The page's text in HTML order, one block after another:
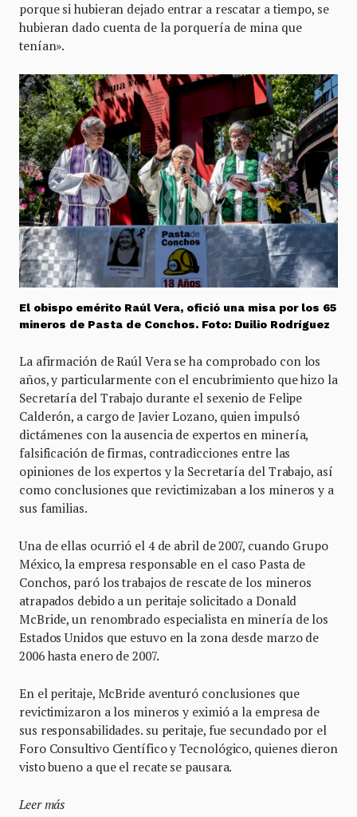
porque si hubieran dejado entrar a rescatar a tiempo, se
hubieran dado cuenta de la porquería de mina que
tenían».
El obispo emérito Raúl Vera, ofició una misa por los 65
mineros de Pasta de Conchos. Foto: Duilio Rodríguez
La afirmación de Raúl Vera se ha comprobado con los
años, y particularmente con el encubrimiento que hizo la
Secretaría del Trabajo durante el sexenio de Felipe
Calderón, a cargo de Javier Lozano, quien impulsó
dictámenes con la ausencia de expertos en minería,
falsificación de firmas, contradicciones entre las
opiniones de los expertos y la Secretaría del Trabajo, así
como conclusiones que revictimizaban a los mineros y a
sus familias.
Una de ellas ocurrió el 4 de abril de 2007, cuando Grupo
México, la empresa responsable en el caso Pasta de
Conchos, paró los trabajos de rescate de los mineros
atrapados debido a un peritaje solicitado a Donald
McBride, un renombrado especialista en minería de los
Estados Unidos que estuvo en la zona desde marzo de
2006 hasta enero de 2007.
En el peritaje, McBride aventuró conclusiones que
revictimizaron a los mineros y eximió a la empresa de
sus responsabilidades. su peritaje, fue secundado por el
Foro Consultivo Científico y Tecnológico, quienes dieron
visto bueno a que el recate se pausara.
Leer más